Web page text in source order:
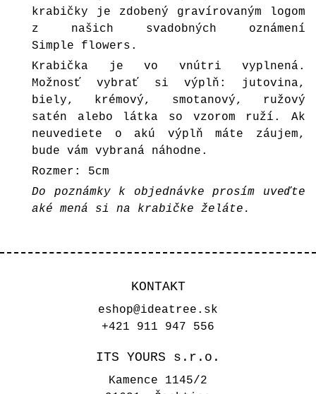
krabičky je zdobený gravírovaným logom
z našich svadobných oznámení
Simple flowers.
Krabička je vo vnútri vyplnená.
Možnosť vybrať si výplň: jutovina,
biely, krémový, smotanový, ružový
satén alebo látka so vzorom ruží. Ak
neuvediete o akú výplň máte záujem,
bude vám vybraná náhodne.
Rozmer: 5cm
Do poznámky k objednávke prosím uveďte
aké mená si na krabičke želáte.
KONTAKT
eshop@ideatree.sk
+421 911 947 556
ITS YOURS s.r.o.
Kamence 1145/2